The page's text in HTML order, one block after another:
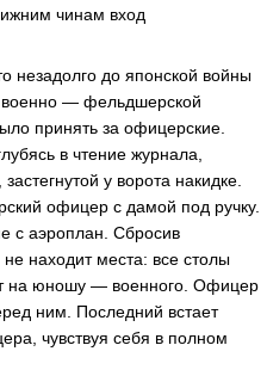
чинам вход
незадолго до японской войны
военно — фельдшерской
принять за офицерские.
в чтение журнала,
у ворота накидке.
офицер с дамой под ручку.
с аэроплан. Сбросив
находит места: все столы
на юношу — военного. Офицер
ним. Последний встает
чувствуя себя в полном